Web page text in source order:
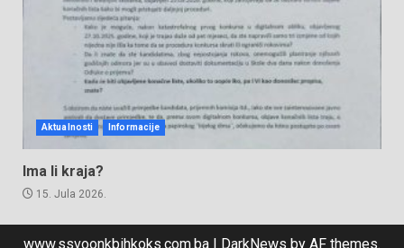
Aktualnosti Informacije
Ima li kraja?
15. Jula 2026.
www.ssvoonkbihkoks.com.ba DarkNews by AF themes.